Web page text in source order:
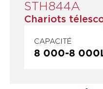
STH844A
Chariots
CAPACITÉ
8 000-8 000